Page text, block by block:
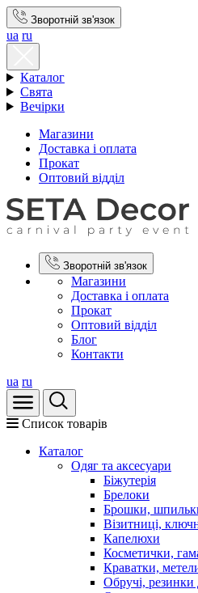
Зворотній зв'язок
ua ru
Каталог
Свята
Вечірки
Магазини
Доставка і оплата
Прокат
Оптовий відділ
Зворотній зв'язок
Магазини
Доставка і оплата
Прокат
Оптовий відділ
Блог
Контакти
ua ru
Список товарів
Каталог
Oдяг та аксесуари
Біжутерія
Брелоки
Брошки,
Візитниці,
Капелюхи
Косметички,
Краватки,
Обручі, резинки